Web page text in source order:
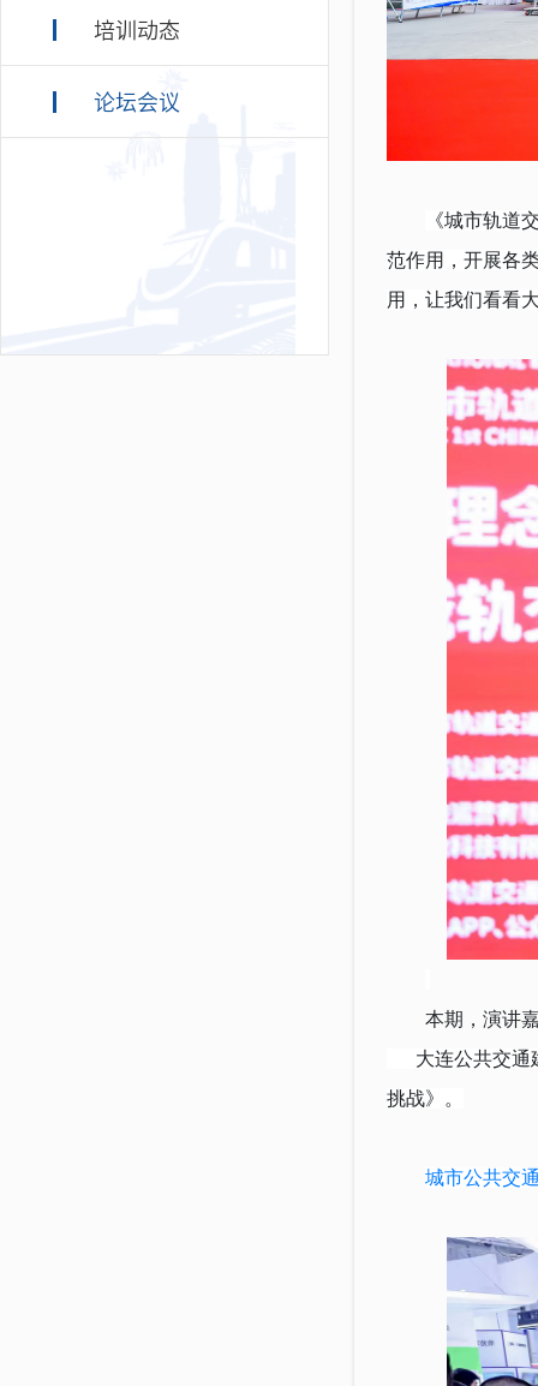
培训动态
论坛会议
《城市轨道
范作用，开展各
用，让我们看看
本期，演讲
大连公共交通
挑战》。
城市公共交